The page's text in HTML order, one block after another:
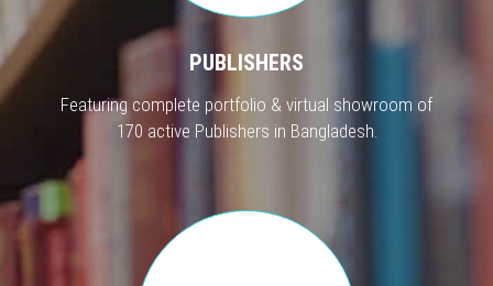
PUBLISHERS
Featuring complete portfolio & virtual showroom of
170 active Publishers in Bangladesh.